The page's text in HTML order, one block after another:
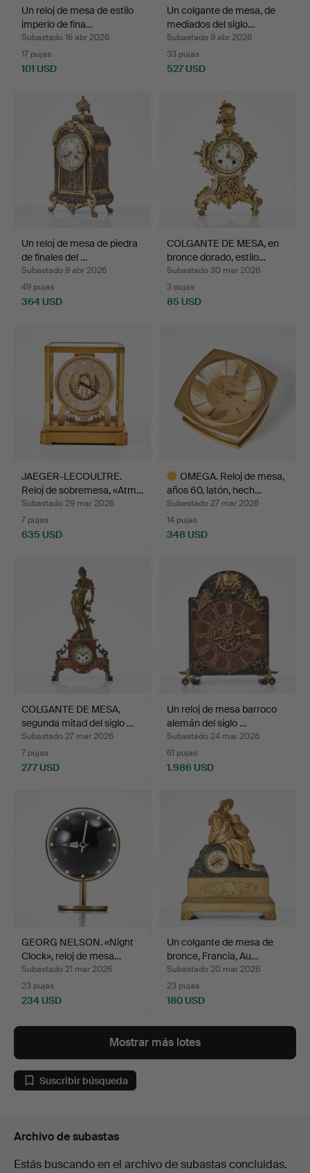
Un reloj de mesa de estilo
imperio de fina…
Subastado 16 abr 2026
17 pujas
101 USD
Un colgante de mesa, de
mediados del siglo…
Subastado 9 abr 2026
33 pujas
527 USD
Un reloj de mesa de piedra
de finales del …
Subastado 9 abr 2026
49 pujas
364 USD
COLGANTE DE MESA, en
bronce dorado, estilo…
Subastado 30 mar 2026
3 pujas
85 USD
JAEGER-LECOULTRE.
Reloj de sobremesa, «Atm…
Subastado 29 mar 2026
7 pujas
635 USD
OMEGA. Reloj de mesa,
años 60, latón, hech…
Subastado 27 mar 2026
14 pujas
348 USD
COLGANTE DE MESA,
segunda mitad del siglo …
Subastado 27 mar 2026
7 pujas
277 USD
Un reloj de mesa barroco
alemán del siglo …
Subastado 24 mar 2026
61 pujas
1.986 USD
GEORG NELSON. «Night
Clock», reloj de mesa…
Subastado 21 mar 2026
23 pujas
234 USD
Un colgante de mesa de
bronce, Francia, Au…
Subastado 20 mar 2026
23 pujas
180 USD
Mostrar más lotes
Suscribir búsqueda
Archivo de subastas
Estás buscando en el archivo de subastas concluidas.